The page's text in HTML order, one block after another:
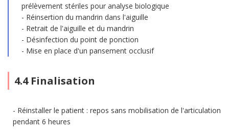
prélèvement stériles pour analyse biologique
Réinsertion du mandrin dans l'aiguille
Retrait de l'aiguille et du mandrin
Désinfection du point de ponction
Mise en place d'un pansement occlusif
4.4 Finalisation
Réinstaller le patient : repos sans mobilisation de l'articulation
pendant 6 heures